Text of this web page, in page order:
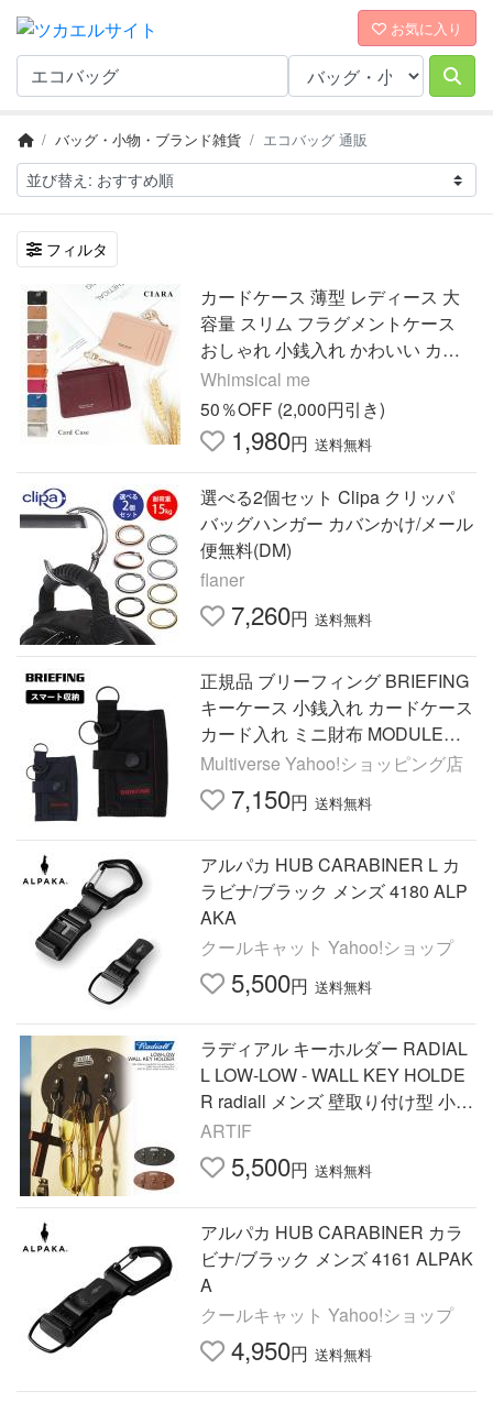
お気に入り
バッグ・小物・ブランド雑貨 エコバッグ 通販
フィルタ
カードケース 薄型 レディース 大
容量 スリム フラグメントケース
おしゃれ 小銭入れ かわいい カー
ド入れ 合皮 40代 50代 ブランド ギ
フト 夏
Whimsical me
50％OFF (2,000円引き)
1,980円 送料無料
選べる2個セット Clipa クリッパ
バッグハンガー カバンかけ/メール
便無料(DM)
flaner
7,260円 送料無料
正規品 ブリーフィング BRIEFING
キーケース 小銭入れ カードケース
カード入れ ミニ財布 MODULEWA
RE メンズ レディース KEY CASE
鍵 ブランド ストラップ
Multiverse Yahoo!ショッピング店
7,150円 送料無料
アルパカ HUB CARABINER L カ
ラビナ/ブラック メンズ 4180 ALP
AKA
クールキャット Yahoo!ショップ
5,500円 送料無料
ラディアル キーホルダー RADIAL
L LOW-LOW - WALL KEY HOLDE
R radiall メンズ 壁取り付け型 小物
掛け 送料無料 ストリート
ARTIF
5,500円 送料無料
アルパカ HUB CARABINER カラ
ビナ/ブラック メンズ 4161 ALPAK
A
クールキャット Yahoo!ショップ
4,950円 送料無料